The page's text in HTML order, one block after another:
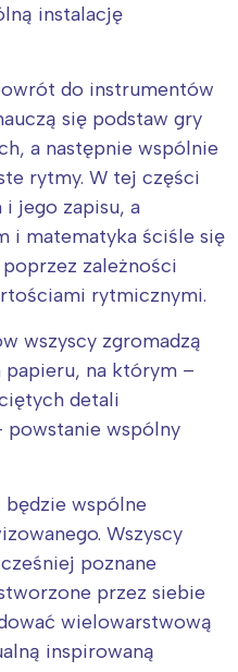
instalację
do instrumentów
się podstaw gry
a następnie wspólnie
rytmy. W tej części
jego zapisu, a
i matematyka ściśle się
zależności
rytmicznymi.
wszyscy zgromadzą
papieru, na którym –
detali
wspólny
wspólne
Wszyscy
poznane
przez siebie
wielowarstwową
inspirowaną
wydarzenia z
Śląsk
Południe
Północ
Wszystkie